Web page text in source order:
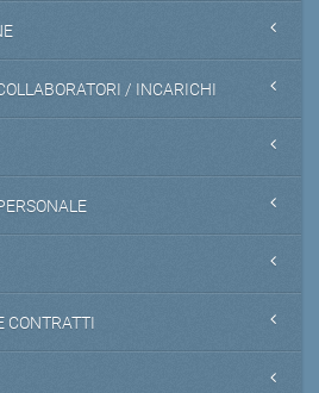
/ INCARICHI
CONTRATTI